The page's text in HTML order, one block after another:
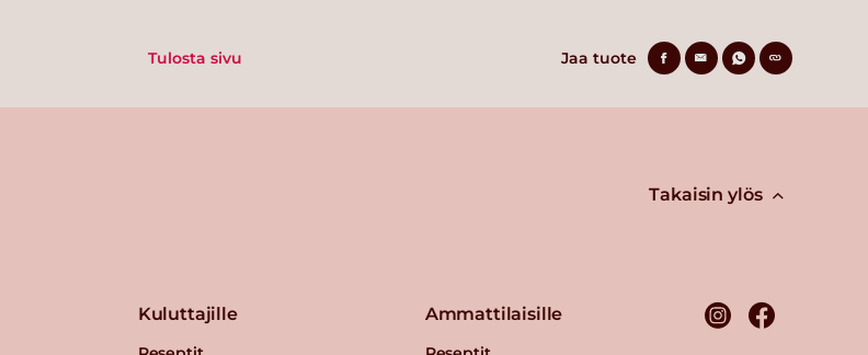
Tulosta sivu Jaa tuote
Takaisin ylös
Kuluttajille Ammattilaisille